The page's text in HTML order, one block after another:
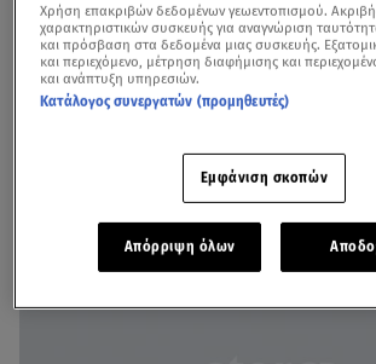
Η τελετή θα μεταδοθεί σε live
Ελλάδα με έκτακτη εκπομπή από την
βασίλισσα Ελισάβετφαίνεται ότι παρά
ζητήματα που δημιουργούνται ενόψει
Χρήση επακριβών δεδομένων γεωεντοπισμού.
χαρακτηριστικών συσκευής για αναγνώριση
και πρόσβαση στα δεδομένα μιας συσκευής.
και περιεχόμενο, μέτρηση διαφήμισης και
και ανάπτυξη υπηρεσιών.
Κατάλογος συνεργατών (προμηθευτές)
Εμφάνιση σκοπών
Απόρριψη όλων